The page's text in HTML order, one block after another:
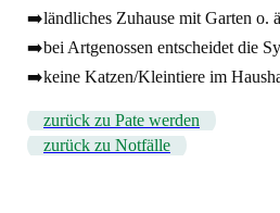
➡️ländliches Zuhause mit Garten o.
➡️bei Artgenossen entscheidet die
➡️keine Katzen/Kleintiere im
zurück zu Pate werden
zurück zu Notfälle